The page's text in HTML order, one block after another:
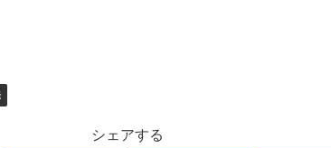
シェアする